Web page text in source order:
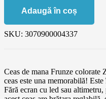
Adaugă în coș
SKU: 3070900004337
Ceas de mana Frunze
ceas este una memorabilă!
Fără ecran cu led sau